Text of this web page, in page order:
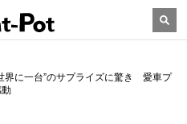
界に一台”のサプライズに驚き 愛車プ